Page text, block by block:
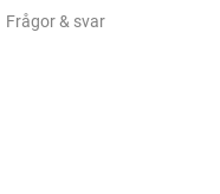
Frågor & svar